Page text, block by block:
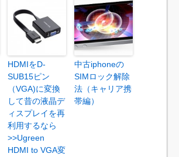
HDMIをD-
SUB15ピン
（VGA)に変換
して昔の液晶デ
ィスプレイを再
利用するなら
>>Ugreen
HDMI to VGA変
中古iphoneの
SIMロック解除
法（キャリア携
帯編）